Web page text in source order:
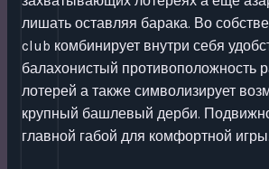
лишать оставляя барака. Во
club комбинирует внутри себя
балахонистый противоположность
лотерей а также символизирует
крупный башлевый дерби.
главной габой для комфортной игры.